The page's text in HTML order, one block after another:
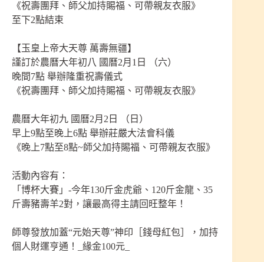
《祝壽團拜、師父加持賜福、可帶親友衣服》
至下2點結束
【玉皇上帝大天尊 萬壽無疆】
謹訂於農曆大年初八 國曆2月1日 （六）
晚間7點 舉辦隆重祝壽儀式
《祝壽團拜、師父加持賜福、可帶親友衣服》
農曆大年初九 國曆2月2日 （日）
早上9點至晚上6點 舉辦莊嚴大法會科儀
《晚上7點至8點~師父加持賜福、可帶親友衣服》
活動內容有：
「博杯大賽」-今年130斤金虎爺、120斤金龍、35
斤壽豬壽羊2對，讓最高得主請回旺整年！
師尊發放加蓋“元始天尊”神印［錢母紅包］，加持
個人財運亨通！_緣金100元_